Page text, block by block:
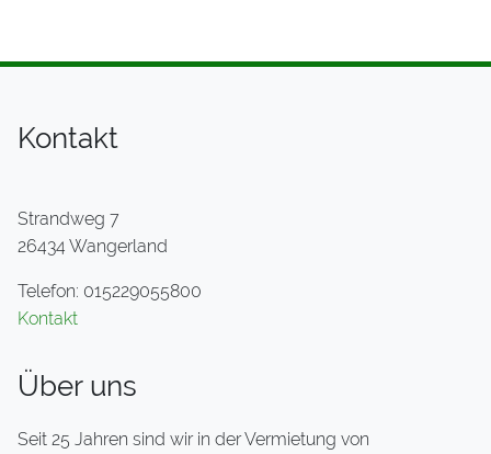
Kontakt
Strandweg 7
26434 Wangerland
Telefon: 015229055800
Kontakt
Über uns
Seit 25 Jahren sind wir in der Vermietung von